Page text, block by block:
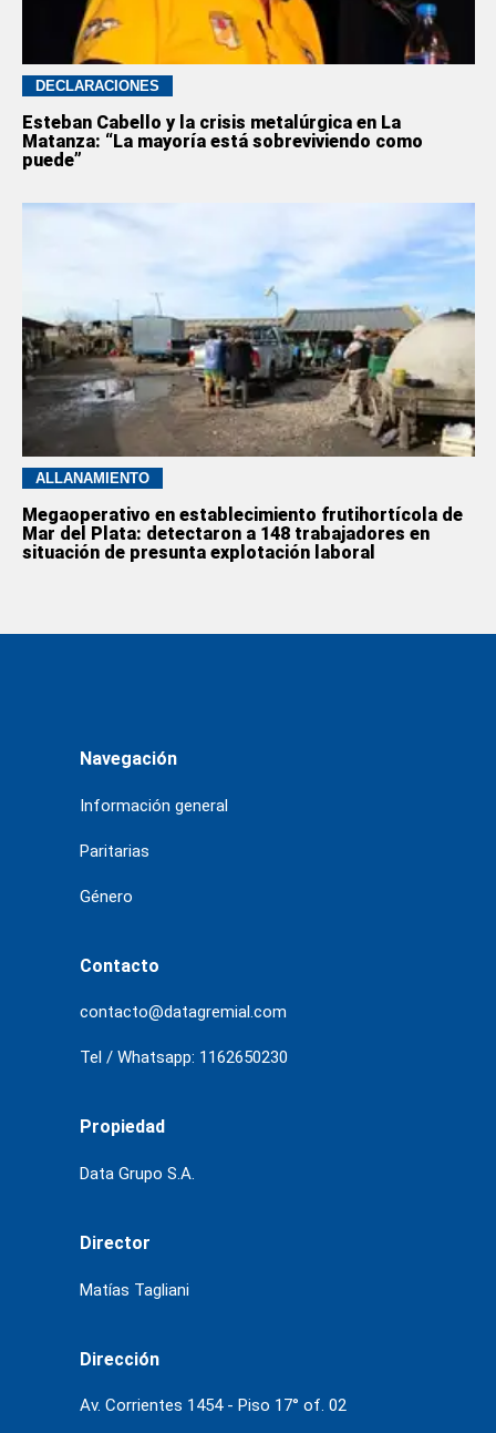
DECLARACIONES
Esteban Cabello y la crisis metalúrgica en La
Matanza: “La mayoría está sobreviviendo como
puede”
ALLANAMIENTO
Megaoperativo en establecimiento frutihortícola de
Mar del Plata: detectaron a 148 trabajadores en
situación de presunta explotación laboral
Navegación
Información general
Paritarias
Género
Contacto
contacto@datagremial.com
Tel / Whatsapp: 1162650230
Propiedad
Data Grupo S.A.
Director
Matías Tagliani
Dirección
Av. Corrientes 1454 - Piso 17° of. 02